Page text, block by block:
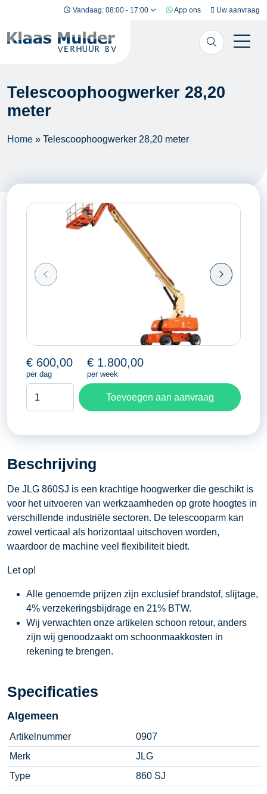
Ga naar inhoud Vandaag: 08:00 - 17:00 App ons Uw aanvraag
Telescoophoogwerker 28,20
meter
Home » Telescoophoogwerker 28,20 meter
€ 600,00
per dag
€ 1.800,00
per week
Telescoophoogwerker
aantal
Toevoegen aan aanvraag
Beschrijving
De JLG 860SJ is een krachtige hoogwerker die geschikt is
voor het uitvoeren van werkzaamheden op grote hoogtes in
verschillende industriële sectoren. De telescooparm kan
zowel verticaal als horizontaal uitschoven worden,
waardoor de machine veel flexibiliteit biedt.
Let op!
Alle genoemde prijzen zijn exclusief brandstof, slijtage,
4% verzekeringsbijdrage en 21% BTW.
Wij verwachten onze artikelen schoon retour, anders
zijn wij genoodzaakt om schoonmaakkosten in
rekening te brengen.
Specificaties
Algemeen
Artikelnummer
0907
Merk
JLG
Type
860 SJ